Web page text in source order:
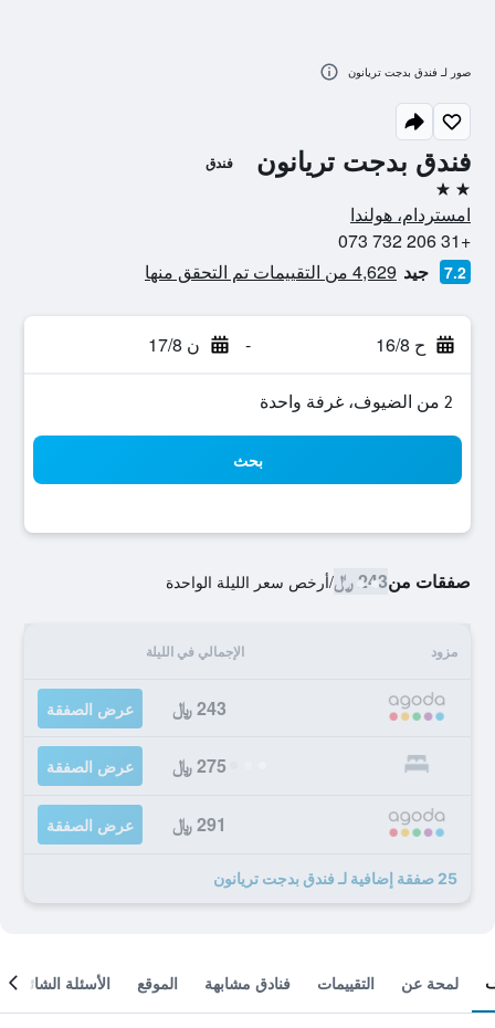
فندق بدجت تريانون فندق
2 نجمتين
امستردام، هولندا
+31 206 732 073
7.2 جيد 4,629 من التقييمات تم التحقق منها
ح 16/8 - ن 17/8
2 من الضيوف، غرفة واحدة
بحث
صفقات من243 ﷼ /أرخص سعر الليلة الواحدة
مزود الإجمالي في الليلة
243 ﷼ عرض الصفقة
275 ﷼ عرض الصفقة
291 ﷼ عرض الصفقة
25 صفقة إضافية لـ فندق بدجت تريانون
صور لـ فندق بدجت تريانون
لمحة عن التقييمات فنادق مشابهة الموقع الأسئلة الشائعة